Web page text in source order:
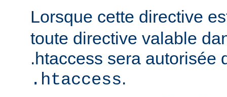
Lorsque cette directive
toute directive valable
.htaccess sera autorisée
.htaccess.